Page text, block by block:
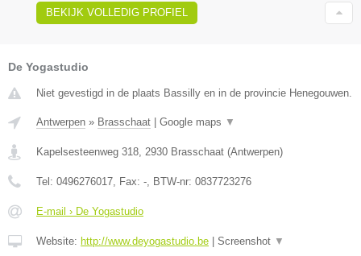
BEKIJK VOLLEDIG PROFIEL
De Yogastudio
Niet gevestigd in de plaats Bassilly en in de provincie Henegouwen.
Antwerpen » Brasschaat Google maps ▼
Kapelsesteenweg 318, 2930 Brasschaat (Antwerpen)
Tel: 0496276017, Fax: -, BTW-nr: 0837723276
E-mail › De Yogastudio
Website: http://www.deyogastudio.be Screenshot ▼